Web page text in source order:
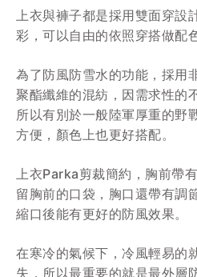
上衣與褲子都是採用雙面穿設
彩，可以自由的依照穿搭做配
為了防風防雪水的功能，採用
聚酯纖維的混紡，因需求性的
所以有別於一般陸軍厚重的野
方便，顏色上也更好搭配。
上衣Parka剪裁簡約，胸前帶
留胸前的口袋，胸口還帶有調
縮口後能有更好的防風效果。
在寒冷的氣候下，冷風輕易的
失，所以最重要的就是最外層